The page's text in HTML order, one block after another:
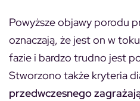
Powyższe objawy porodu
oznaczają, że jest on w
fazie i bardzo trudno jest
Stworzono także kryteria
przedwczesnego